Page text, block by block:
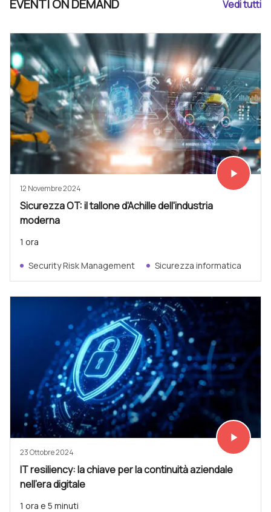
EVENTI ON DEMAND Vedi tutti
Vedi subito
play_arrow
12 Novembre 2024
Sicurezza OT: il tallone d'Achille dell'industria
moderna
1 ora
Security Risk Management Sicurezza informatica
Vedi subito
play_arrow
23 Ottobre 2024
IT resiliency: la chiave per la continuità aziendale
nell'era digitale
1 ora e 5 minuti